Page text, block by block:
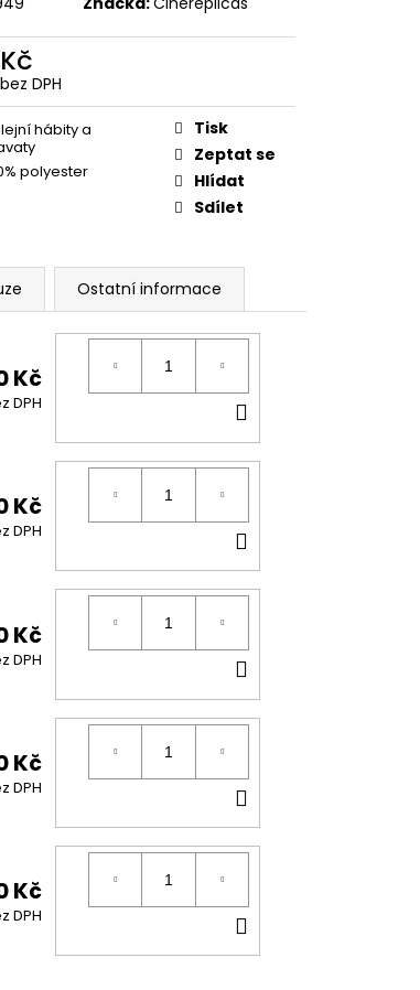
bez DPH
hábity a
polyester
Tisk
Zeptat se
Hlídat
Sdílet
Ostatní informace
Kč
DPH
KOŠÍKU
Kč
DPH
KOŠÍKU
Kč
DPH
KOŠÍKU
Kč
DPH
KOŠÍKU
Kč
DPH
KOŠÍKU
ULICE